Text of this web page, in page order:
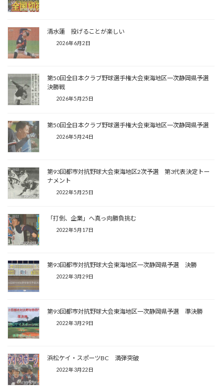
清水蓮 投げることが楽しい
2026年6月2日
第50回全日本クラブ野球選手権大会東海地区一次静岡県予選
決勝戦
2026年5月25日
第50回全日本クラブ野球選手権大会東海地区一次静岡県予選
2026年5月24日
第93回都市対抗野球大会東海地区2次予選 第3代表決定トー
ナメント
2022年5月25日
「打倒、企業」へ真っ向勝負挑む
2022年5月17日
第93回都市対抗野球大会東海地区一次静岡県予選 決勝
2022年3月29日
第93回都市対抗野球大会東海地区一次静岡県予選 準決勝
2022年3月29日
浜松ケイ・スポーツBC 満弾突破
2022年3月22日